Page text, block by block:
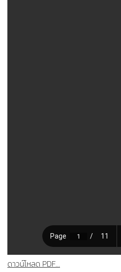
ดาวน์โหลด PDF...